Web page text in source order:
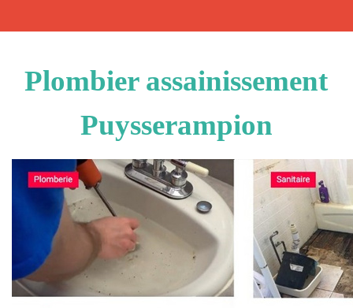
Plombier assainissement
Puysserampion